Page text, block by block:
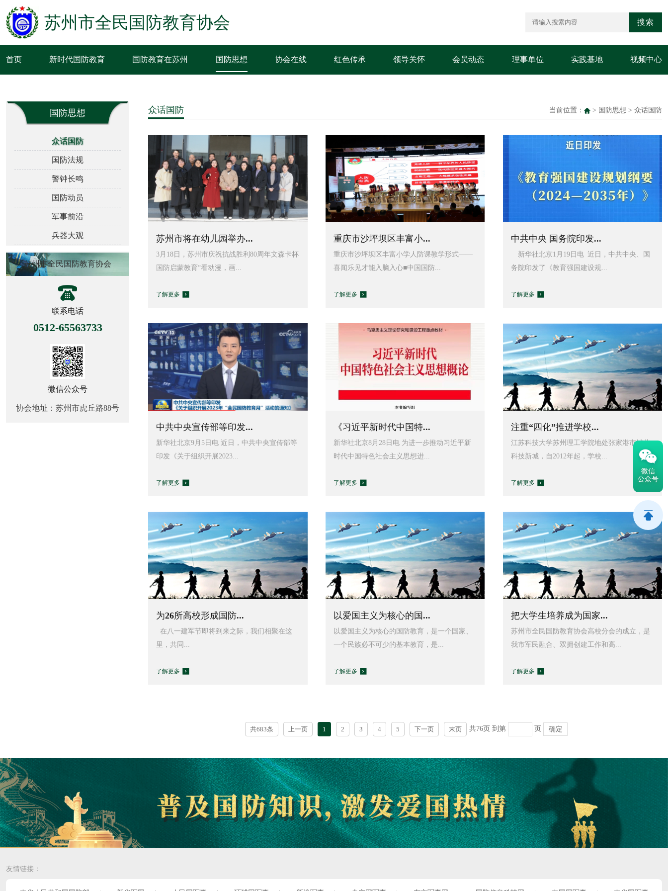
苏州市全民国防教育协会 搜索
首页 新时代国防教育 国防教育在苏州 国防思想 协会在线 红色传承 领导关怀 会员动态 理事单位 实践基地 视频中心
国防思想
众话国防
国防法规
警钟长鸣
国防动员
军事前沿
兵器大观
苏州市全民国防教育协会
联系电话
0512-65563733
微信公众号
协会地址：苏州市虎丘路88号
众话国防 当前位置： > 国防思想 > 众话国防
苏州市将在幼儿园举办...
3月18日，苏州市庆祝抗战胜利80周年文森卡杯
国防启蒙教育“看动漫，画...
了解更多
重庆市沙坪坝区丰富小...
重庆市沙坪坝区丰富小学人防课教学形式——
喜闻乐见才能入脑入心■中国国防...
了解更多
中共中央 国务院印发...
新华社北京1月19日电 近日，中共中央、国
务院印发了《教育强国建设规...
了解更多
中共中央宣传部等印发...
新华社北京9月5日电 近日，中共中央宣传部等
印发《关于组织开展2023...
了解更多
《习近平新时代中国特...
新华社北京8月28日电 为进一步推动习近平新
时代中国特色社会主义思想进...
了解更多
注重“四化”推进学校...
江苏科技大学苏州理工学院地处张家港市城北
科技新城，自2012年起，学校...
了解更多
为26所高校形成国防...
在八一建军节即将到来之际，我们相聚在这
里，共同...
了解更多
以爱国主义为核心的国...
以爱国主义为核心的国防教育，是一个国家、
一个民族必不可少的基本教育，是...
了解更多
把大学生培养成为国家...
苏州市全民国防教育协会高校分会的成立，是
我市军民融合、双拥创建工作和高...
了解更多
共683条 上一页 1 2 3 4 5 下一页 末页 共76页到第 页 确定
友情链接：
微信
公众号